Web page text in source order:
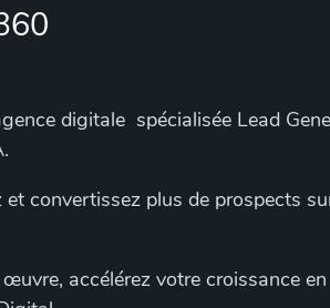
digitale spécialisée Lead
convertissez plus de prospects
accélérez votre croissance en